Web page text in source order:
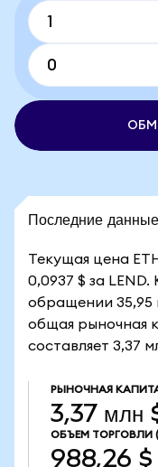
Последние
Текущая цена
0,0937 $ за LEND.
обращении 35,95
общая рыночная
составляет 3,37
РЫНОЧНАЯ
3,37 млн
ОБЪЕМ ТОРГОВЛИ
988,26 $